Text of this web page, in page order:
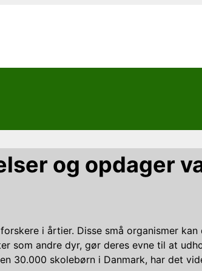
og opdager
i årtier. Disse små organismer
som andre dyr, gør deres evne til at
skolebørn i Danmark, har det